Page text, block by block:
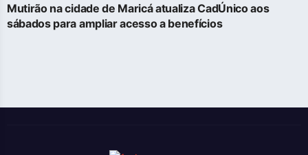
Mutirão na cidade de Maricá atualiza CadÚnico aos
sábados para ampliar acesso a benefícios